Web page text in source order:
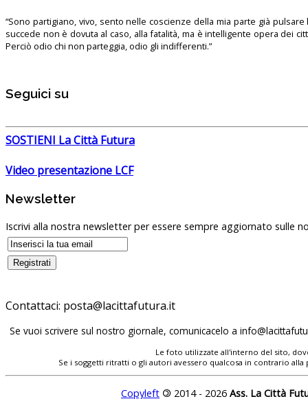
“Sono partigiano, vivo, sento nelle coscienze della mia parte già pulsare
succede non è dovuta al caso, alla fatalità, ma è intelligente opera dei
Perciò odio chi non parteggia, odio gli indifferenti.”
Seguici su
SOSTIENI La Città Futura
Video presentazione LCF
Newsletter
Iscrivi alla nostra newsletter per essere sempre aggiornato sulle
Contattaci:
Se vuoi scrivere sul nostro giornale, comunicacelo a
Le foto utilizzate all'interno del sito,
Se i soggetti ritratti o gli autori avessero qualcosa in contrario
Copyleft © 2014 - 2026 Ass. La Città